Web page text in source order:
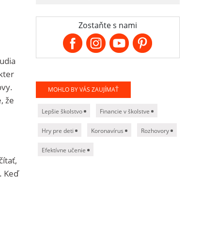
že
Keď
Zostaňte s nami
MOHLO BY VÁS ZAUJÍMAŤ
Lepšie školstvo Financie v školstve
Hry pre deti Koronavírus Rozhovory
Efektívne učenie